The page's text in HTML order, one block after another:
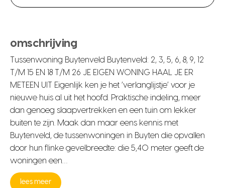
omschrijving
Tussenwoning Buytenveld Buytenveld: 2, 3, 5, 6, 8, 9, 12
T/M 15 EN 18 T/M 26 JE EIGEN WONING HAAL JE ER
METEEN UIT Eigenlijk ken je het ‘verlanglijstje’ voor je
nieuwe huis al uit het hoofd. Praktische indeling, meer
dan genoeg slaapvertrekken en een tuin om lekker
buiten te zijn. Maak dan maar eens kennis met
Buytenveld, de tussenwoningen in Buyten die opvallen
door hun flinke gevelbreedte: die 5,40 meter geeft de
woningen een…
lees meer